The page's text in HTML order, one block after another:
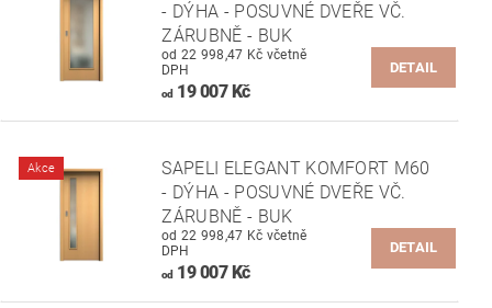
- DÝHA - POSUVNÉ DVEŘE VČ.
ZÁRUBNĚ - BUK
od 22 998,47 Kč včetně
DPH
od19 007 Kč
DETAIL
Akce
SAPELI ELEGANT KOMFORT M60
- DÝHA - POSUVNÉ DVEŘE VČ.
ZÁRUBNĚ - BUK
od 22 998,47 Kč včetně
DPH
od19 007 Kč
DETAIL